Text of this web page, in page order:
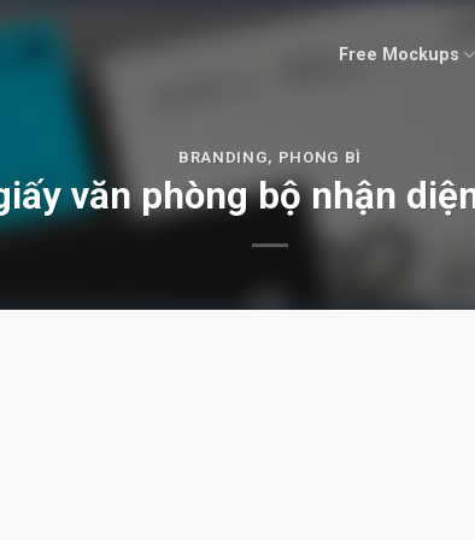
Free Mockups
BRANDING, PHONG BÌ
văn phòng bộ nhận